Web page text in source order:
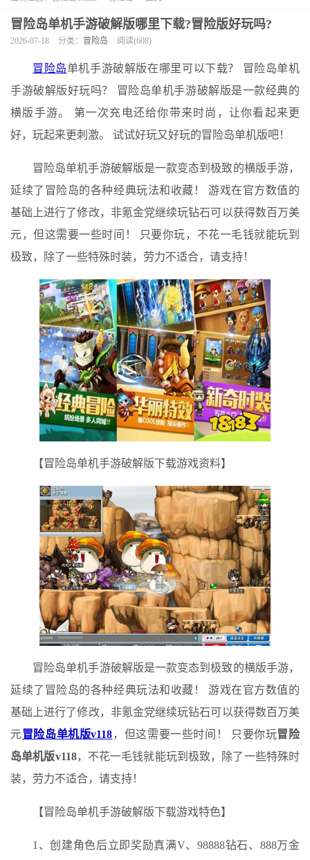
冒险岛单机手游破解版哪里下载?冒险版好玩吗?
2026-07-18 分类： 冒险岛 阅读(608)
冒险岛单机手游破解版在哪里可以下载？ 冒险岛单机
手游破解版好玩吗？ 冒险岛单机手游破解版是一款经典的
横版手游。 第一次充电还给你带来时尚，让你看起来更
好，玩起来更刺激。 试试好玩又好玩的冒险岛单机版吧！
冒险岛单机手游破解版是一款变态到极致的横版手游，
延续了冒险岛的各种经典玩法和收藏！ 游戏在官方数值的
基础上进行了修改，非氪金党继续玩钻石可以获得数百万美
元，但这需要一些时间！ 只要你玩，不花一毛钱就能玩到
极致，除了一些特殊时装，劳力不适合，请支持！
【冒险岛单机手游破解版下载游戏资料】
冒险岛单机手游破解版是一款变态到极致的横版手游，
延续了冒险岛的各种经典玩法和收藏！ 游戏在官方数值的
基础上进行了修改，非氪金党继续玩钻石可以获得数百万美
元冒险岛单机版v118，但这需要一些时间！ 只要你玩冒险
岛单机版v118，不花一毛钱就能玩到极致，除了一些特殊时
装，劳力不适合，请支持！
【冒险岛单机手游破解版下载游戏特色】
1、创建角色后立即奖励真满V、98888钻石、888万金